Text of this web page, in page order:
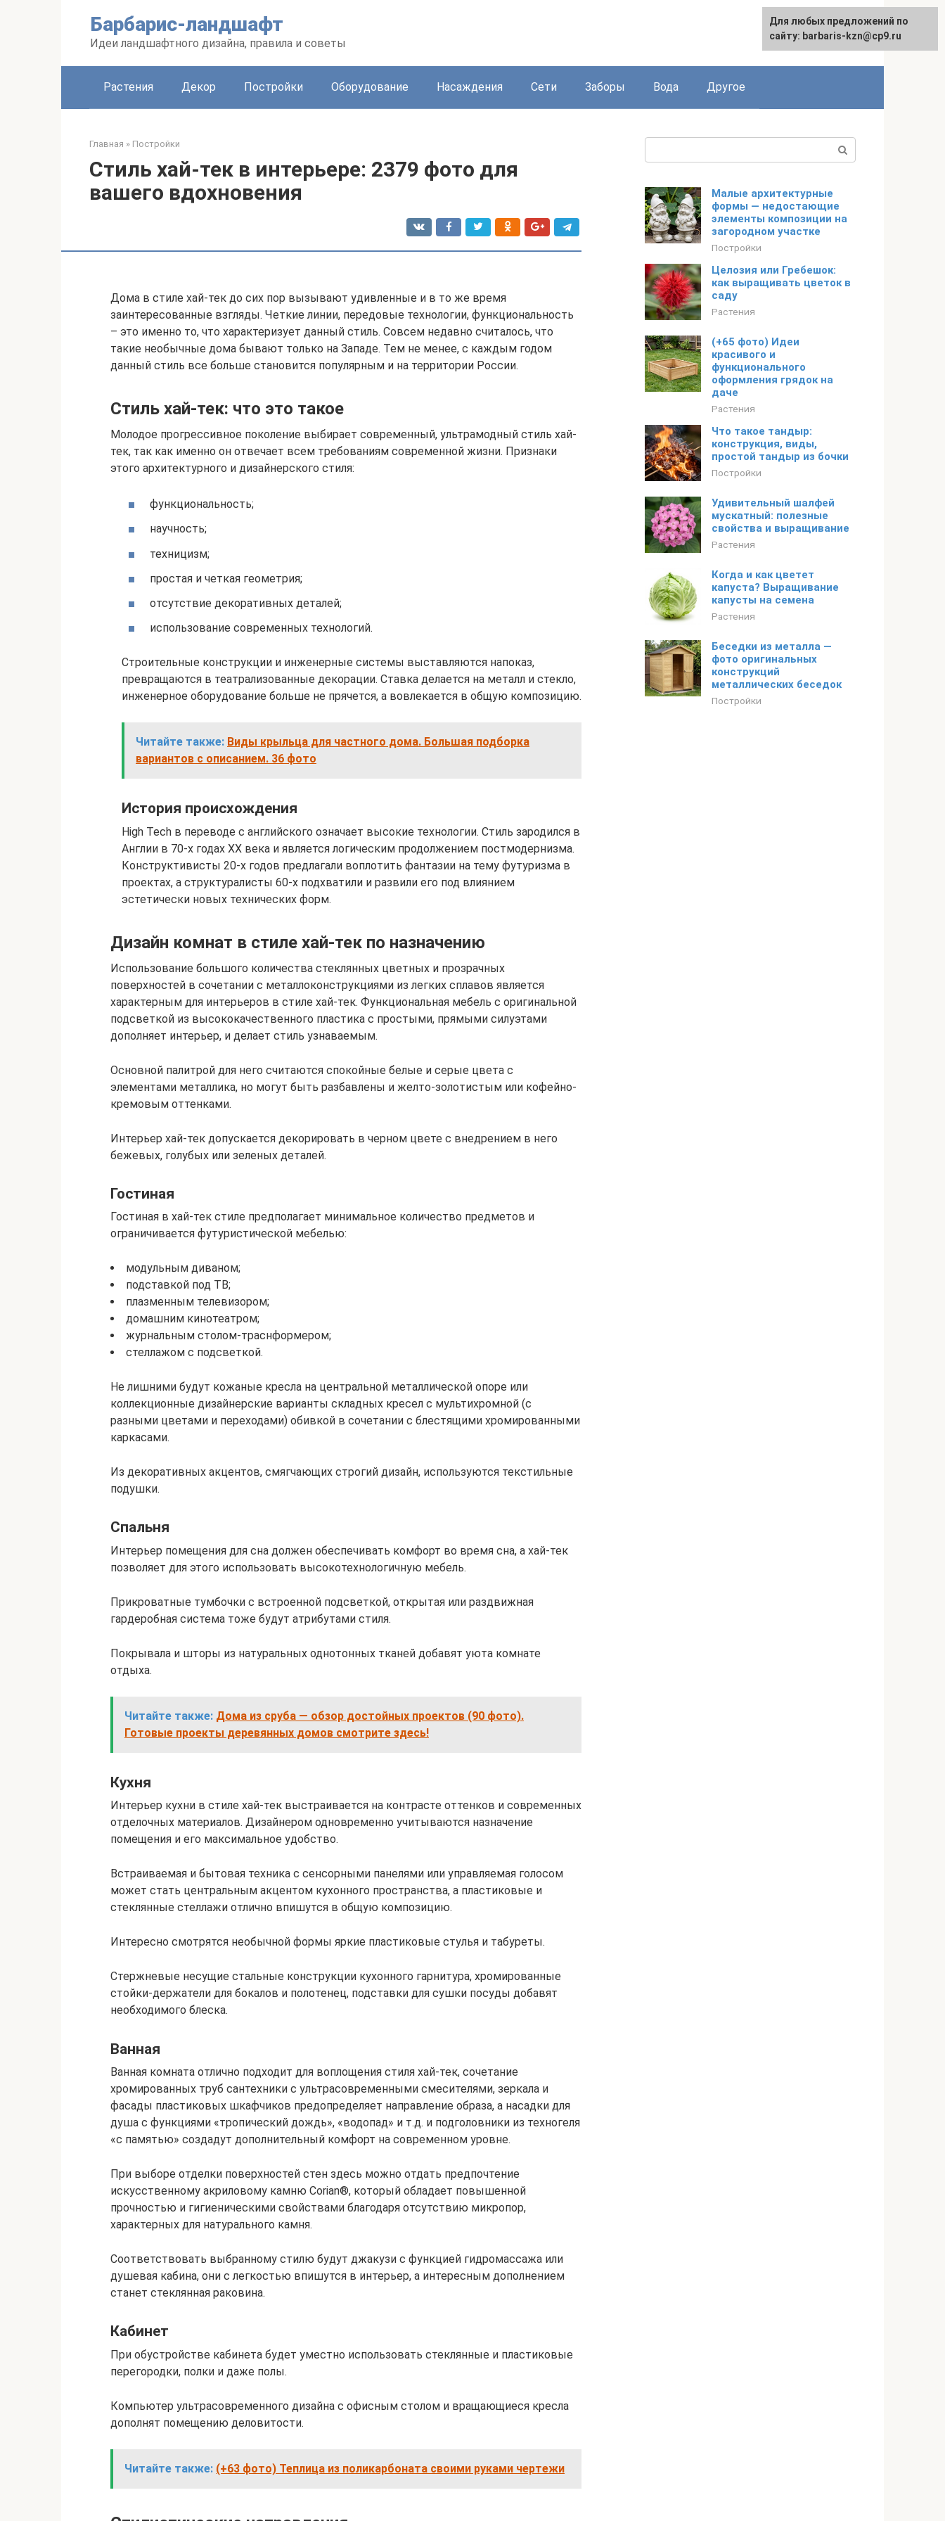
Барбарис-ландшафт
Идеи ландшафтного дизайна, правила и советы
Растения Декор Постройки Оборудование Насаждения Сети Заборы Вода Другое
Главная » Постройки
Стиль хай-тек в интерьере: 2379 фото для
вашего вдохновения
Дома в стиле хай-тек до сих пор вызывают удивленные и в то же время
заинтересованные взгляды. Четкие линии, передовые технологии, функциональность
– это именно то, что характеризует данный стиль. Совсем недавно считалось, что
такие необычные дома бывают только на Западе. Тем не менее, с каждым годом
данный стиль все больше становится популярным и на территории России.
Стиль хай-тек: что это такое
Молодое прогрессивное поколение выбирает современный, ультрамодный стиль хай-
тек, так как именно он отвечает всем требованиям современной жизни. Признаки
этого архитектурного и дизайнерского стиля:
функциональность;
научность;
техницизм;
простая и четкая геометрия;
отсутствие декоративных деталей;
использование современных технологий.
Строительные конструкции и инженерные системы выставляются напоказ,
превращаются в театрализованные декорации. Ставка делается на металл и стекло,
инженерное оборудование больше не прячется, а вовлекается в общую композицию.
Читайте также: Виды крыльца для частного дома. Большая подборка
вариантов с описанием. 36 фото
История происхождения
High Tech в переводе с английского означает высокие технологии. Стиль зародился в
Англии в 70-х годах ХХ века и является логическим продолжением постмодернизма.
Конструктивисты 20-х годов предлагали воплотить фантазии на тему футуризма в
проектах, а структуралисты 60-х подхватили и развили его под влиянием
эстетически новых технических форм.
Дизайн комнат в стиле хай-тек по назначению
Использование большого количества стеклянных цветных и прозрачных
поверхностей в сочетании с металлоконструкциями из легких сплавов является
характерным для интерьеров в стиле хай-тек. Функциональная мебель с оригинальной
подсветкой из высококачественного пластика с простыми, прямыми силуэтами
дополняет интерьер, и делает стиль узнаваемым.
Основной палитрой для него считаются спокойные белые и серые цвета с
элементами металлика, но могут быть разбавлены и желто-золотистым или кофейно-
кремовым оттенками.
Интерьер хай-тек допускается декорировать в черном цвете с внедрением в него
бежевых, голубых или зеленых деталей.
Гостиная
Гостиная в хай-тек стиле предполагает минимальное количество предметов и
ограничивается футуристической мебелью:
модульным диваном;
подставкой под ТВ;
плазменным телевизором;
домашним кинотеатром;
журнальным столом-траснформером;
стеллажом с подсветкой.
Не лишними будут кожаные кресла на центральной металлической опоре или
коллекционные дизайнерские варианты складных кресел с мультихромной (с
разными цветами и переходами) обивкой в сочетании с блестящими хромированными
каркасами.
Из декоративных акцентов, смягчающих строгий дизайн, используются текстильные
подушки.
Спальня
Интерьер помещения для сна должен обеспечивать комфорт во время сна, а хай-тек
позволяет для этого использовать высокотехнологичную мебель.
Прикроватные тумбочки с встроенной подсветкой, открытая или раздвижная
гардеробная система тоже будут атрибутами стиля.
Покрывала и шторы из натуральных однотонных тканей добавят уюта комнате
отдыха.
Читайте также: Дома из сруба — обзор достойных проектов (90 фото).
Готовые проекты деревянных домов смотрите здесь!
Кухня
Интерьер кухни в стиле хай-тек выстраивается на контрасте оттенков и современных
отделочных материалов. Дизайнером одновременно учитываются назначение
помещения и его максимальное удобство.
Встраиваемая и бытовая техника с сенсорными панелями или управляемая голосом
может стать центральным акцентом кухонного пространства, а пластиковые и
стеклянные стеллажи отлично впишутся в общую композицию.
Интересно смотрятся необычной формы яркие пластиковые стулья и табуреты.
Стержневые несущие стальные конструкции кухонного гарнитура, хромированные
стойки-держатели для бокалов и полотенец, подставки для сушки посуды добавят
необходимого блеска.
Ванная
Ванная комната отлично подходит для воплощения стиля хай-тек, сочетание
хромированных труб сантехники с ультрасовременными смесителями, зеркала и
фасады пластиковых шкафчиков предопределяет направление образа, а насадки для
душа с функциями «тропический дождь», «водопад» и т.д. и подголовники из техногеля
«с памятью» создадут дополнительный комфорт на современном уровне.
При выборе отделки поверхностей стен здесь можно отдать предпочтение
искусственному акриловому камню Corian®, который обладает повышенной
прочностью и гигиеническими свойствами благодаря отсутствию микропор,
характерных для натурального камня.
Соответствовать выбранному стилю будут джакузи с функцией гидромассажа или
душевая кабина, они с легкостью впишутся в интерьер, а интересным дополнением
станет стеклянная раковина.
Кабинет
При обустройстве кабинета будет уместно использовать стеклянные и пластиковые
перегородки, полки и даже полы.
Компьютер ультрасовременного дизайна с офисным столом и вращающиеся кресла
дополнят помещению деловитости.
Читайте также: (+63 фото) Теплица из поликарбоната своими руками чертежи
Малые архитектурные
формы — недостающие
элементы композиции на
загородном участке
Постройки
Целозия или Гребешок:
как выращивать цветок в
саду
Растения
(+65 фото) Идеи
красивого и
функционального
оформления грядок на
даче
Растения
Что такое тандыр:
конструкция, виды,
простой тандыр из бочки
Постройки
Удивительный шалфей
мускатный: полезные
свойства и выращивание
Растения
Когда и как цветет
капуста? Выращивание
капусты на семена
Растения
Беседки из металла —
фото оригинальных
конструкций
металлических беседок
Постройки
Для любых предложений по
сайту: barbaris-kzn@cp9.ru